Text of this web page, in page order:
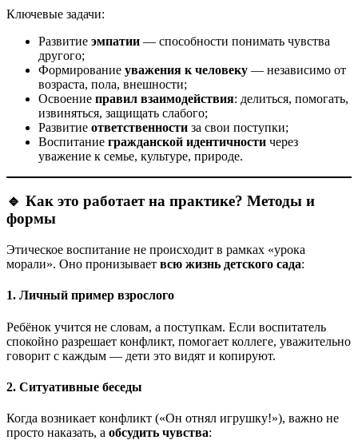
Ключевые задачи:
Развитие эмпатии — способности понимать чувства
другого;
Формирование уважения к человеку — независимо от
возраста, пола, внешности;
Освоение правил взаимодействия: делиться, помогать,
извиняться, защищать слабого;
Развитие ответственности за свои поступки;
Воспитание гражданской идентичности через
уважение к семье, культуре, природе.
🔹 Как это работает на практике? Методы и
формы
Этическое воспитание не происходит в рамках «урока
морали». Оно пронизывает всю жизнь детского сада:
1. Личный пример взрослого
Ребёнок учится не словам, а поступкам. Если воспитатель
спокойно разрешает конфликт, помогает коллеге, уважительно
говорит с каждым — дети это видят и копируют.
2. Ситуативные беседы
Когда возникает конфликт («Он отнял игрушку!»), важно не
просто наказать, а обсудить чувства: